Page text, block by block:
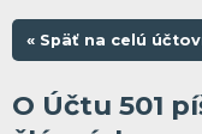
« Späť na celú
O Účtu 501